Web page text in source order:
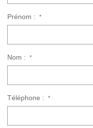
Prénom : *
Nom : *
Téléphone : *